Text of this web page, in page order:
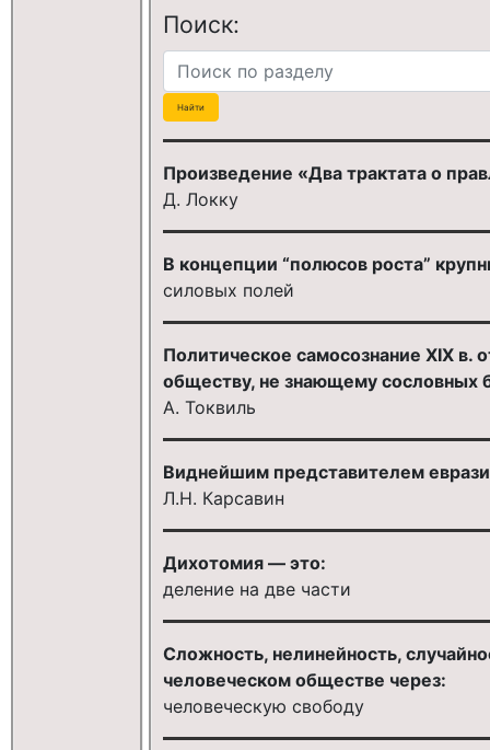
Поиск:
Произведение «Два трактата о
Д. Локку
В концепции “полюсов роста”
силовых полей
Политическое самосознание XIX
обществу, не знающему сословных
А. Токвиль
Виднейшим представителем
Л.Н. Карсавин
Дихотомия — это:
деление на две части
Сложность, нелинейность,
человеческом обществе через:
человеческую свободу